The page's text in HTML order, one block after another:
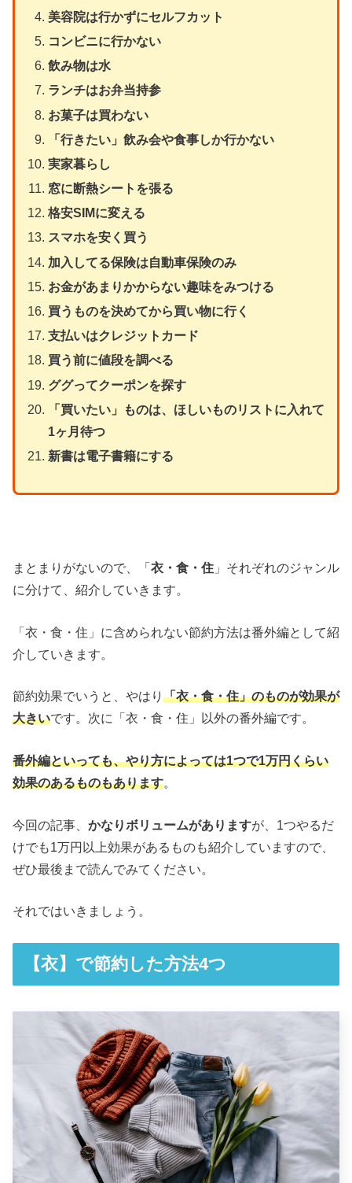
美容院は行かずにセルフカット
コンビニに行かない
飲み物は水
ランチはお弁当持参
お菓子は買わない
「行きたい」飲み会や食事しか行かない
実家暮らし
窓に断熱シートを張る
格安SIMに変える
スマホを安く買う
加入してる保険は自動車保険のみ
お金があまりかからない趣味をみつける
買うものを決めてから買い物に行く
支払いはクレジットカード
買う前に値段を調べる
ググってクーポンを探す
「買いたい」ものは、ほしいものリストに入れて
1ヶ月待つ
新書は電子書籍にする
まとまりがないので、「 衣・食・住 」それぞれのジャンル
に分けて、紹介していきます。
「衣・食・住」に含められない節約方法は番外編として紹
介していきます。
節約効果でいうと、やはり 「衣・食・住」のものが効果が
大きいです。次に「衣・食・住」以外の番外編です。
番外編といっても、やり方によっては1つで1万円くらい
効果のあるものもあります。
今回の記事、 かなりボリュームがありますが、1つやるだ
けでも1万円以上効果があるものも紹介していますので、
ぜひ最後まで読んでみてください。
それではいきましょう。
【衣】で節約した方法4つ